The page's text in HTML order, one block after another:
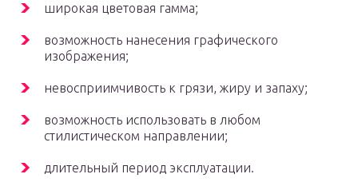
широкая цветовая гамма;
возможность нанесения графического
изображения;
невосприимчивость к грязи, жиру и запаху;
возможность использовать в любом
стилистическом направлении;
длительный период эксплуатации.